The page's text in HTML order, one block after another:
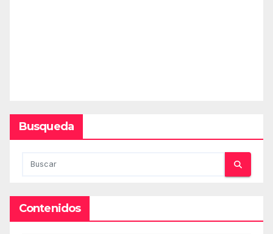
Busqueda
Contenidos